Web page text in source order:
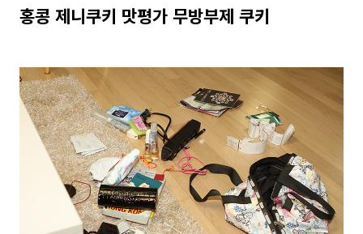
홍콩 제니쿠키 맛평가 무방부제 쿠키